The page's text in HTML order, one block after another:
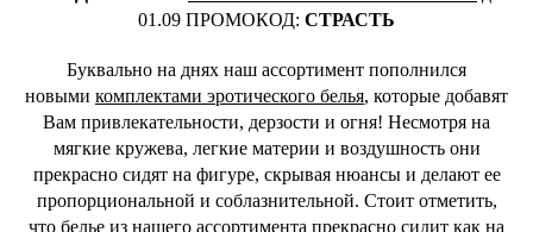
01.09 ПРОМОКОД: СТРАСТЬ
Буквально на днях наш ассортимент пополнился
новыми комплектами эротического белья, которые добавят
Вам привлекательности, дерзости и огня! Несмотря на
мягкие кружева, легкие материи и воздушность они
прекрасно сидят на фигуре, скрывая нюансы и делают ее
пропорциональной и соблазнительной. Стоит отметить,
что белье из нашего ассортимента прекрасно сидит как на